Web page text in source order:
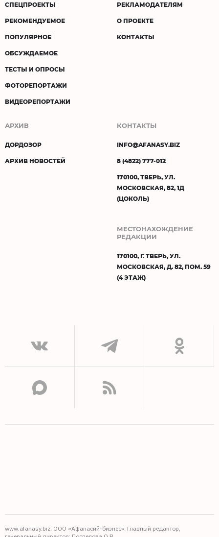
СПЕЦПРОЕКТЫ
РЕКОМЕНДУЕМОЕ
ПОПУЛЯРНОЕ
ОБСУЖДАЕМОЕ
ТЕСТЫ И ОПРОСЫ
ФОТОРЕПОРТАЖИ
ВИДЕОРЕПОРТАЖИ
РЕКЛАМОДАТЕЛЯМ
О ПРОЕКТЕ
КОНТАКТЫ
АРХИВ
ДОРДОЗОР
АРХИВ НОВОСТЕЙ
КОНТАКТЫ
INFO@AFANASY.BIZ
8 (4822) 777-012
170100, ТВЕРЬ, УЛ.
МОСКОВСКАЯ, 82, 1Д
(ЦОКОЛЬ)
МЕСТОНАХОЖДЕНИЕ
РЕДАКЦИИ
170100, Г. ТВЕРЬ, УЛ.
МОСКОВСКАЯ, Д. 82, ПОМ. 59
(4 ЭТАЖ)
www.afanasy.biz. ООО «Афанасий-бизнес». Главный редактор,